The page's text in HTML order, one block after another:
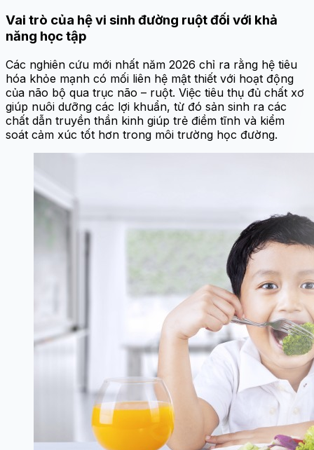
Vai trò của hệ vi sinh đường ruột đối với khả
năng học tập
Các nghiên cứu mới nhất năm 2026 chỉ ra rằng hệ tiêu
hóa khỏe mạnh có mối liên hệ mật thiết với hoạt động
của não bộ qua trục não – ruột. Việc tiêu thụ đủ chất xơ
giúp nuôi dưỡng các lợi khuẩn, từ đó sản sinh ra các
chất dẫn truyền thần kinh giúp trẻ điềm tĩnh và kiểm
soát cảm xúc tốt hơn trong môi trường học đường.